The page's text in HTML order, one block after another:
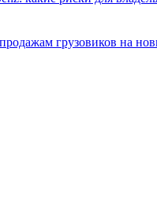
грузовиков на